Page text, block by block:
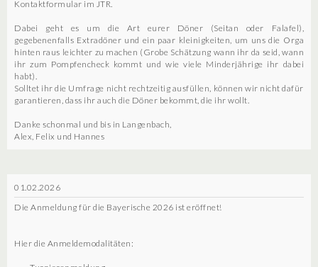
Kontaktformular im JTR.
Dabei geht es um die Art eurer Döner (Seitan oder Falafel),
gegebenenfalls Extradöner und ein paar kleinigkeiten, um uns die Orga
hinten raus leichter zu machen (Grobe Schätzung wann ihr da seid, wann
ihr zum Pompfencheck kommt und wie viele Minderjährige ihr dabei
habt).
Solltet ihr die Umfrage nicht rechtzeitig ausfüllen, können wir nicht dafür
garantieren, dass ihr auch die Döner bekommt, die ihr wollt.
Danke schonmal und bis in Langenbach,
Alex, Felix und Hannes
01.02.2026
Die Anmeldung für die Bayerische 2026 ist eröffnet!
Hier die Anmeldemodalitäten: